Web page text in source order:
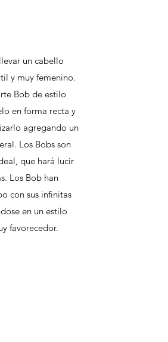
un cabello
y muy femenino.
Bob de estilo
en forma recta y
agregando un
Los Bobs son
que hará lucir
Los Bob han
con sus infinitas
en un estilo
favorecedor.